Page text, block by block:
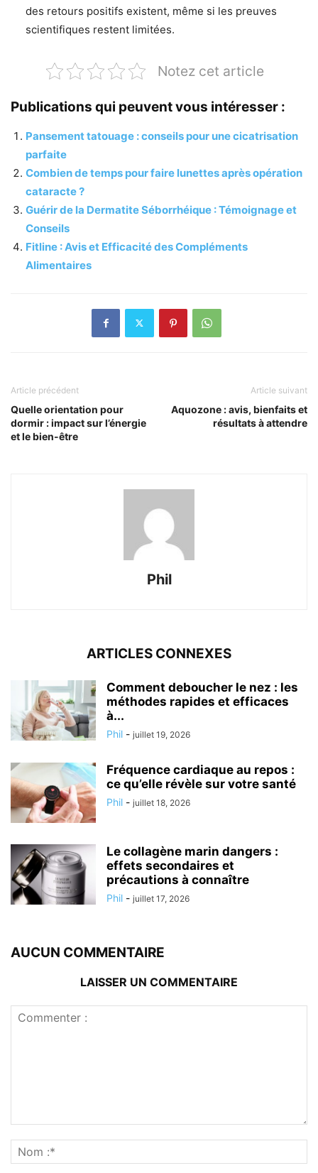
des retours positifs existent, même si les preuves
scientifiques restent limitées.
Notez cet article
Publications qui peuvent vous intéresser :
Pansement tatouage : conseils pour une cicatrisation
parfaite
Combien de temps pour faire lunettes après opération
cataracte ?
Guérir de la Dermatite Séborrhéique : Témoignage et
Conseils
Fitline : Avis et Efficacité des Compléments
Alimentaires
Article précédent
Quelle orientation pour
dormir : impact sur l’énergie
et le bien-être
Article suivant
Aquozone : avis, bienfaits et
résultats à attendre
Phil
ARTICLES CONNEXES
Comment deboucher le nez : les
méthodes rapides et efficaces
à...
Phil - juillet 19, 2026
Fréquence cardiaque au repos :
ce qu’elle révèle sur votre santé
Phil - juillet 18, 2026
Le collagène marin dangers :
effets secondaires et
précautions à connaître
Phil - juillet 17, 2026
AUCUN COMMENTAIRE
LAISSER UN COMMENTAIRE